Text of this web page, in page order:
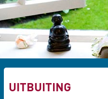
UITBUITING